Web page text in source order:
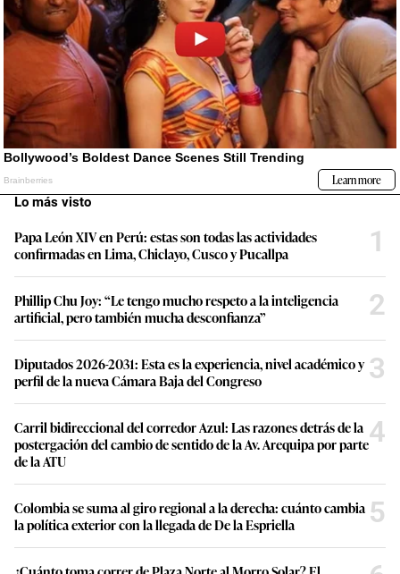
Lo más visto
Papa León XIV en Perú: estas son todas las actividades
confirmadas en Lima, Chiclayo, Cusco y Pucallpa
1
Phillip Chu Joy: “Le tengo mucho respeto a la inteligencia
artificial, pero también mucha desconfianza”
2
Diputados 2026-2031: Esta es la experiencia, nivel académico y
perfil de la nueva Cámara Baja del Congreso
3
Carril bidireccional del corredor Azul: Las razones detrás de la
postergación del cambio de sentido de la Av. Arequipa por parte
de la ATU
4
Colombia se suma al giro regional a la derecha: cuánto cambia
la política exterior con la llegada de De la Espriella
5